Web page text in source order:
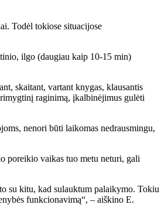
Todėl tokiose situacijose
ilgo (daugiau kaip 10-15 min)
skaitant, vartant knygas, klausantis
raginimą, įkalbinėjimus gulėti
nenori būti laikomas nedrausmingu,
poreikio vaikas tuo metu neturi, gali
su kitu, kad sulauktum palaikymo. Tokiu
funkcionavimą“, – aiškino E.